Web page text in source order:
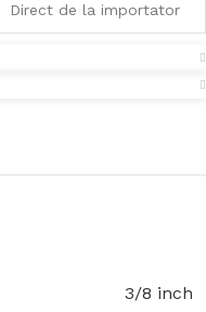
Direct de la importator
3/8 inch